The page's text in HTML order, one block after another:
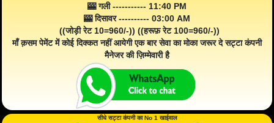
🎰 गली ----------- 11:40 PM
🎰 दिसावर ---------- 03:00 AM
((जोड़ी रेट 10=960/-)) ((हरूफ़ रेट 100=960/-))
माँ क़सम पेमेंट में कोई दिक्कत नहीं आयेगी एक बार सेवा का मोका जरूर दे सट्टा कंपनी
मैनेजर की ज़िम्मेवारी है
सीधे सट्टा कंपनी का No 1 खाईवाल